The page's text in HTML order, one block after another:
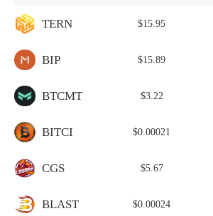
TERN $15.95
BIP $15.89
BTCMT $3.22
BITCI $0.00021
CGS $5.67
BLAST $0.00024